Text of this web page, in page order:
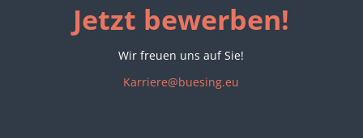
Jetzt bewerben!
Wir freuen uns auf Sie!
Karriere@buesing.eu